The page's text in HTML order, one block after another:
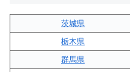
茨城県
栃木県
群馬県